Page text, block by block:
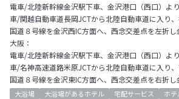
電車/北陸新幹線金沢駅下車、金沢港口（西口）よ
車/関越自動車道長岡JCTから北陸自動車道に入り
国道８号線を金沢西IC方面へ、西念交差点を左折し
大阪：
電車/北陸新幹線金沢駅下車、金沢港口（西口）よ
車/名神高速道路米原JCTから北陸自動車道に入り
国道８号線を金沢東IC方面へ、西念交差点を右折し
大浴場 大浴場があるホテル 宅配サービス ホテ